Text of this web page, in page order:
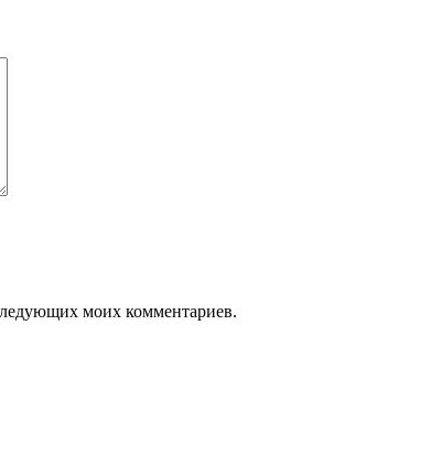
моих комментариев.